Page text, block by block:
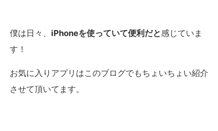
僕は日々、 iPhoneを使っていて便利だと 感じていま
す！
お気に入りアプリはこのブログでもちょいちょい紹介
させて頂いてます。